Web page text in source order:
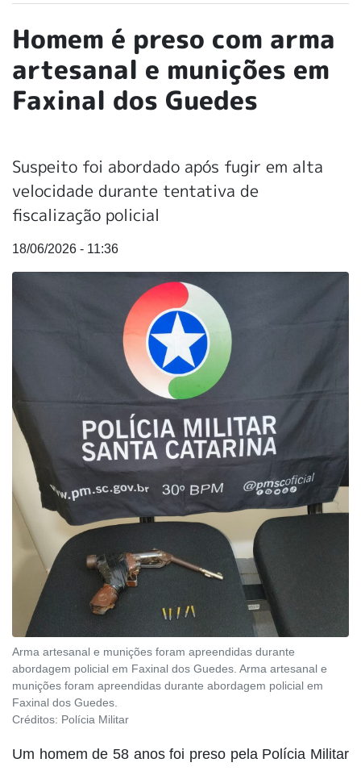
Homem é preso com arma
artesanal e munições em
Faxinal dos Guedes
Suspeito foi abordado após fugir em alta
velocidade durante tentativa de
fiscalização policial
18/06/2026 - 11:36
Arma artesanal e munições foram apreendidas durante
abordagem policial em Faxinal dos Guedes. Arma artesanal e
munições foram apreendidas durante abordagem policial em
Faxinal dos Guedes.
Créditos: Polícia Militar
Um homem de 58 anos foi preso pela Polícia Militar